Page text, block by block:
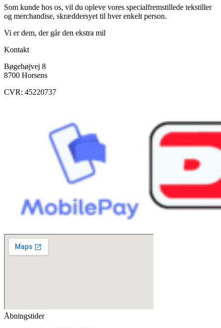
Som kunde hos os, vil du opleve vores specialfremstillede tekstiller
og merchandise, skræddersyet til hver enkelt person.
Vi er dem, der går den ekstra mil
Kontakt
Bøgehøjvej 8
8700 Horsens
CVR: 45220737
Åbningstider